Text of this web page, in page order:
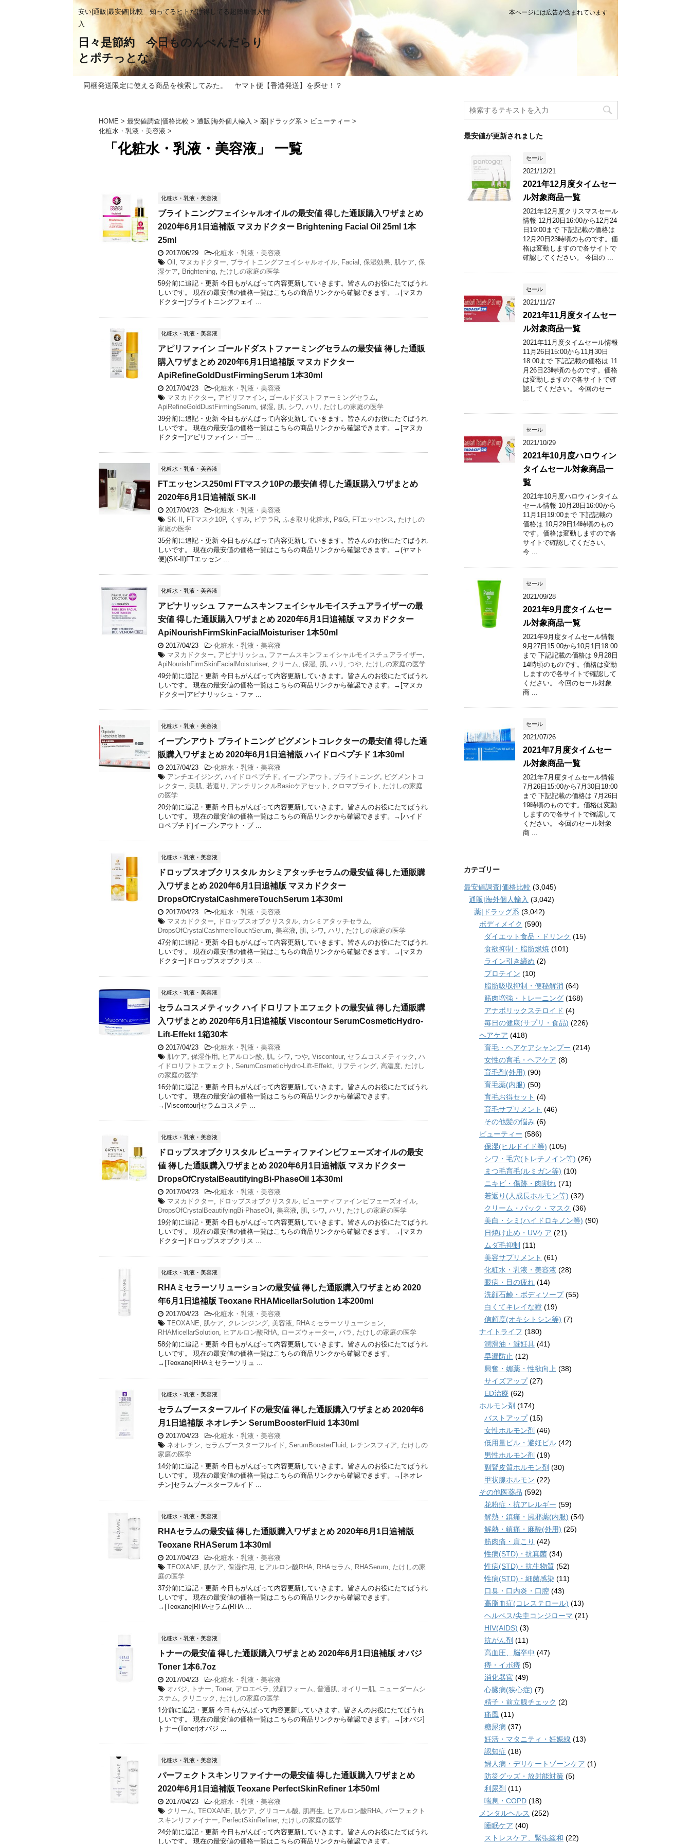
安い|通販|最安値|比較 知ってるヒトだけ得してる超簡単個人輸
入
日々是節約 今日ものんべんだらり
とポチっとな
本ページには広告が含まれています
同梱発送限定に使える商品を検索してみた。 ヤマト便【香港発送】を探せ！？
HOME > 最安値調査|価格比較 > 通販|海外個人輸入 > 薬|ドラッグ系 > ビューティー >
化粧水・乳液・美容液 >
「化粧水・乳液・美容液」 一覧
化粧水・乳液・美容液
ブライトニングフェイシャルオイルの最安値 得した通販購入ワザまとめ
2020年6月1日追補版 マヌカドクター Brightening Facial Oil 25ml 1本
25ml
2017/06/29 -化粧水・乳液・美容液
Oil , マヌカドクター, ブライトニングフェイシャルオイル, Facial , 保湿効果, 肌ケア, 保
湿ケア, Brightening, たけしの家庭の医学
59分前に追記・更新 今日もがんばって内容更新していきます。皆さんのお役にたてばうれ
しいです。 現在の最安値の価格一覧はこちらの商品リンクから確認できます。→[マヌカ
ドクター]ブライトニングフェイ ...
化粧水・乳液・美容液
アピリファイン ゴールドダストファーミングセラムの最安値 得した通販
購入ワザまとめ 2020年6月1日追補版 マヌカドクター
ApiRefineGoldDustFirmingSerum 1本30ml
2017/04/23 -化粧水・乳液・美容液
マヌカドクター, アピリファイン, ゴールドダストファーミングセラム,
ApiRefineGoldDustFirmingSerum, 保湿, 肌, シワ , ハリ , たけしの家庭の医学
39分前に追記・更新 今日もがんばって内容更新していきます。皆さんのお役にたてばうれ
しいです。 現在の最安値の価格一覧はこちらの商品リンクから確認できます。→[マヌカ
ドクター]アピリファイン・ゴー ...
化粧水・乳液・美容液
FTエッセンス250ml FTマスク10Pの最安値 得した通販購入ワザまとめ
2020年6月1日追補版 SK-II
2017/04/23 -化粧水・乳液・美容液
SK-II , FTマスク10P, くすみ, ピテラR, ふき取り化粧水, P&G, FTエッセンス , たけしの
家庭の医学
35分前に追記・更新 今日もがんばって内容更新していきます。皆さんのお役にたてばうれ
しいです。 現在の最安値の価格一覧はこちらの商品リンクから確認できます。→(ヤマト
便)(SK-II)FTエッセン ...
化粧水・乳液・美容液
アピナリッシュ ファームスキンフェイシャルモイスチュアライザーの最
安値 得した通販購入ワザまとめ 2020年6月1日追補版 マヌカドクター
ApiNourishFirmSkinFacialMoisturiser 1本50ml
2017/04/23 -化粧水・乳液・美容液
マヌカドクター, アピナリッシュ , ファームスキンフェイシャルモイスチュアライザー,
ApiNourishFirmSkinFacialMoisturiser, クリーム, 保湿, 肌, ハリ , つや, たけしの家庭の医学
49分前に追記・更新 今日もがんばって内容更新していきます。皆さんのお役にたてばうれ
しいです。 現在の最安値の価格一覧はこちらの商品リンクから確認できます。→[マヌカ
ドクター]アピナリッシュ・ファ ...
化粧水・乳液・美容液
イーブンアウト ブライトニング ピグメントコレクターの最安値 得した通
販購入ワザまとめ 2020年6月1日追補版 ハイドロペプチド 1本30ml
2017/04/23 -化粧水・乳液・美容液
アンチエイジング, ハイドロペプチド, イーブンアウト , ブライトニング, ピグメントコ
レクター, 美肌, 若返り , アンチリンクルBasicケアセット , クロマブライト , たけしの家庭
の医学
20分前に追記・更新 今日もがんばって内容更新していきます。皆さんのお役にたてばうれ
しいです。 現在の最安値の価格一覧はこちらの商品リンクから確認できます。→[ハイド
ロペプチド]イーブンアウト・ブ ...
化粧水・乳液・美容液
ドロップスオブクリスタル カシミアタッチセラムの最安値 得した通販購
入ワザまとめ 2020年6月1日追補版 マヌカドクター
DropsOfCrystalCashmereTouchSerum 1本30ml
2017/04/23 -化粧水・乳液・美容液
マヌカドクター, ドロップスオブクリスタル, カシミアタッチセラム,
DropsOfCrystalCashmereTouchSerum, 美容液, 肌, シワ , ハリ , たけしの家庭の医学
47分前に追記・更新 今日もがんばって内容更新していきます。皆さんのお役にたてばうれ
しいです。 現在の最安値の価格一覧はこちらの商品リンクから確認できます。→[マヌカ
ドクター]ドロップスオブクリス ...
化粧水・乳液・美容液
セラムコスメティック ハイドロリフトエフェクトの最安値 得した通販購
入ワザまとめ 2020年6月1日追補版 Viscontour SerumCosmeticHydro-
Lift-Effekt 1箱30本
2017/04/23 -化粧水・乳液・美容液
肌ケア, 保湿作用 , ヒアルロン酸, 肌, シワ , つや, Viscontour, セラムコスメティック , ハ
イドロリフトエフェクト , SerumCosmeticHydro-Lift-Effekt, リフティング, 高濃度, たけし
の家庭の医学
16分前に追記・更新 今日もがんばって内容更新していきます。皆さんのお役にたてばうれ
しいです。 現在の最安値の価格一覧はこちらの商品リンクから確認できます。
→[Viscontour]セラムコスメテ ...
化粧水・乳液・美容液
ドロップスオブクリスタル ビューティファインビフェーズオイルの最安
値 得した通販購入ワザまとめ 2020年6月1日追補版 マヌカドクター
DropsOfCrystalBeautifyingBi-PhaseOil 1本30ml
2017/04/23 -化粧水・乳液・美容液
マヌカドクター, ドロップスオブクリスタル, ビューティファインビフェーズオイル,
DropsOfCrystalBeautifyingBi-PhaseOil , 美容液, 肌, シワ , ハリ , たけしの家庭の医学
19分前に追記・更新 今日もがんばって内容更新していきます。皆さんのお役にたてばうれ
しいです。 現在の最安値の価格一覧はこちらの商品リンクから確認できます。→[マヌカ
ドクター]ドロップスオブクリス ...
化粧水・乳液・美容液
RHAミセラーソリューションの最安値 得した通販購入ワザまとめ 2020
年6月1日追補版 Teoxane RHAMicellarSolution 1本200ml
2017/04/23 -化粧水・乳液・美容液
TEOXANE, 肌ケア, クレンジング, 美容液, RHAミセラーソリューション,
RHAMicellarSolution, ヒアルロン酸RHA, ローズウォーター, バラ , たけしの家庭の医学
58分前に追記・更新 今日もがんばって内容更新していきます。皆さんのお役にたてばうれ
しいです。 現在の最安値の価格一覧はこちらの商品リンクから確認できます。
→[Teoxane]RHAミセラーソリュ ...
化粧水・乳液・美容液
セラムブースターフルイドの最安値 得した通販購入ワザまとめ 2020年6
月1日追補版 ネオレチン SerumBoosterFluid 1本30ml
2017/04/23 -化粧水・乳液・美容液
ネオレチン, セラムブースターフルイド, SerumBoosterFluid, レチンスフィア, たけしの
家庭の医学
14分前に追記・更新 今日もがんばって内容更新していきます。皆さんのお役にたてばうれ
しいです。 現在の最安値の価格一覧はこちらの商品リンクから確認できます。→[ネオレ
チン]セラムブースターフルイド ...
化粧水・乳液・美容液
RHAセラムの最安値 得した通販購入ワザまとめ 2020年6月1日追補版
Teoxane RHASerum 1本30ml
2017/04/23 -化粧水・乳液・美容液
TEOXANE, 肌ケア, 保湿作用 , ヒアルロン酸RHA, RHAセラム, RHASerum, たけしの家
庭の医学
37分前に追記・更新 今日もがんばって内容更新していきます。皆さんのお役にたてばうれ
しいです。 現在の最安値の価格一覧はこちらの商品リンクから確認できます。
→[Teoxane]RHAセラム(RHA ...
化粧水・乳液・美容液
トナーの最安値 得した通販購入ワザまとめ 2020年6月1日追補版 オバジ
Toner 1本6.7oz
2017/04/23 -化粧水・乳液・美容液
オバジ, トナー, Toner, アロエベラ , 洗顔フォーム, 普通肌, オイリー肌, ニューダームシ
ステム, クリニック , たけしの家庭の医学
1分前に追記・更新 今日もがんばって内容更新していきます。皆さんのお役にたてばうれ
しいです。 現在の最安値の価格一覧はこちらの商品リンクから確認できます。→[オバジ]
トナー(Toner) オバジ ...
化粧水・乳液・美容液
パーフェクトスキンリファイナーの最安値 得した通販購入ワザまとめ
2020年6月1日追補版 Teoxane PerfectSkinRefiner 1本50ml
2017/04/23 -化粧水・乳液・美容液
クリーム, TEOXANE, 肌ケア, グリコール酸, 肌再生, ヒアルロン酸RHA, パーフェクト
スキンリファイナー, PerfectSkinRefiner, たけしの家庭の医学
24分前に追記・更新 今日もがんばって内容更新していきます。皆さんのお役にたてばうれ
しいです。 現在の最安値の価格一覧はこちらの商品リンクから確認できます。
最安値が更新されました
セール
2021/12/21
2021年12月度タイムセー
ル対象商品一覧
2021年12月度クリスマスセール
情報 12月20日16:00から12月24
日19:00まで 下記記載の価格は
12月20日23時頃のものです。価
格は変動しますので各サイトで
確認してください。 今回の ...
セール
2021/11/27
2021年11月度タイムセー
ル対象商品一覧
2021年11月度タイムセール情報
11月26日15:00から11月30日
18:00まで 下記記載の価格は 11
月26日23時頃のものです。価格
は変動しますので各サイトで確
認してください。 今回のセー
...
セール
2021/10/29
2021年10月度ハロウィン
タイムセール対象商品一
覧
2021年10月度ハロウィンタイム
セール情報 10月28日16:00から
11月1日19:00まで 下記記載の
価格は 10月29日14時頃のもの
です。価格は変動しますので各
サイトで確認してください。
今 ...
セール
2021/09/28
2021年9月度タイムセー
ル対象商品一覧
2021年9月度タイムセール情報
9月27日15:00から10月1日18:00
まで 下記記載の価格は 9月28日
14時頃のものです。価格は変動
しますので各サイトで確認して
ください。 今回のセール対象
商 ...
セール
2021/07/26
2021年7月度タイムセー
ル対象商品一覧
2021年7月度タイムセール情報
7月26日15:00から7月30日18:00
まで 下記記載の価格は 7月26日
19時頃のものです。価格は変動
しますので各サイトで確認して
ください。 今回のセール対象
商 ...
カテゴリー
最安値調査|価格比較 (3,045)
通販|海外個人輸入 (3,042)
薬|ドラッグ系 (3,042)
ボディメイク (590)
ダイエット食品・ドリンク (15)
食欲抑制・脂肪燃焼 (101)
ライン引き締め (2)
プロテイン (10)
脂肪吸収抑制・便秘解消 (64)
筋肉増強・トレーニング (168)
アナボリックステロイド (4)
毎日の健康(サプリ・食品) (226)
ヘアケア (418)
育毛・ヘアケアシャンプー (214)
女性の育毛・ヘアケア (8)
育毛剤(外用) (90)
育毛薬(内服) (50)
育毛お得セット (4)
育毛サプリメント (46)
その他髪の悩み (6)
ビューティー (586)
保湿(ヒルドイド等) (105)
シワ・毛穴(トレチノイン等) (26)
まつ毛育毛(ルミガン等) (10)
ニキビ・傷跡・肉割れ (71)
若返り(人成長ホルモン等) (32)
クリーム・パック・マスク (36)
美白・シミ(ハイドロキノン等) (90)
日焼け止め・UVケア (21)
ムダ毛抑制 (11)
美容サプリメント (61)
化粧水・乳液・美容液 (28)
眼病・目の疲れ (14)
洗顔石鹸・ボディソープ(55)
白くてキレイな瞳 (19)
信頼度(オキシトシン等) (7)
ナイトライフ (180)
潤滑油・避妊具 (41)
早漏防止 (12)
興奮・媚薬・性欲向上 (38)
サイズアップ(27)
ED治療 (62)
ホルモン剤 (174)
バストアップ(15)
女性ホルモン剤 (46)
低用量ピル・避妊ピル (42)
男性ホルモン剤 (19)
副腎皮質ホルモン剤 (30)
甲状腺ホルモン (22)
その他医薬品 (592)
花粉症・抗アレルギー (59)
解熱・鎮痛・風邪薬(内服) (54)
解熱・鎮痛・麻酔(外用) (25)
筋肉痛・肩こり (42)
性病(STD)・抗真菌 (34)
性病(STD)・抗生物質 (52)
性病(STD)・細菌感染 (11)
口臭・口内炎・口腔 (43)
高脂血症(コレステロール) (13)
ヘルペス/尖圭コンジローマ (21)
HIV(AIDS) (3)
抗がん剤 (11)
高血圧、脳卒中 (47)
痔・イボ痔 (5)
消化器官 (49)
心臓病(狭心症) (7)
精子・前立腺チェック (2)
痛風 (11)
糖尿病 (37)
妊活・マタニティ・妊娠線 (13)
認知症 (18)
婦人病・デリケートゾーンケア (1)
防災グッズ・放射能対策 (5)
利尿剤 (11)
喘息・COPD (18)
メンタルヘルス (252)
睡眠ケア (40)
ストレスケア、緊張緩和 (22)